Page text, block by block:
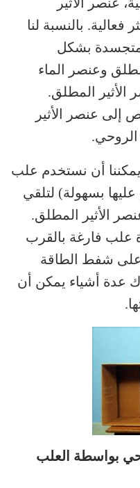
فعالية. بالنسبة لنا
بشكل
وعنصر الماء
الأثير المطلق.
إلى عنصر الأثير
يمكننا أن نستخدم علب
بسهولة) لتلقي
الأثير المطلق.
علب فارغة بالقرب
على شفط الطاقة
عدة أشياء يمكن أن
بواسطة العلب